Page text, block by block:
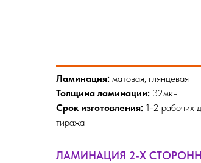
Ламинация: матовая, глянцевая
Толщина ламинации: 32мкн
Срок изготовления: 1-2 рабочих
тиража
ЛАМИНАЦИЯ 2-Х